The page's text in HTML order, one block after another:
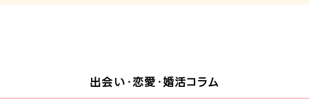
出会い・恋愛・婚活コラム